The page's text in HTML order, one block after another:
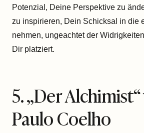
Potenzial, Deine Perspektive zu
zu inspirieren, Dein Schicksal in die
nehmen, ungeachtet der
Dir platziert.
5. „Der
Paulo Coelho